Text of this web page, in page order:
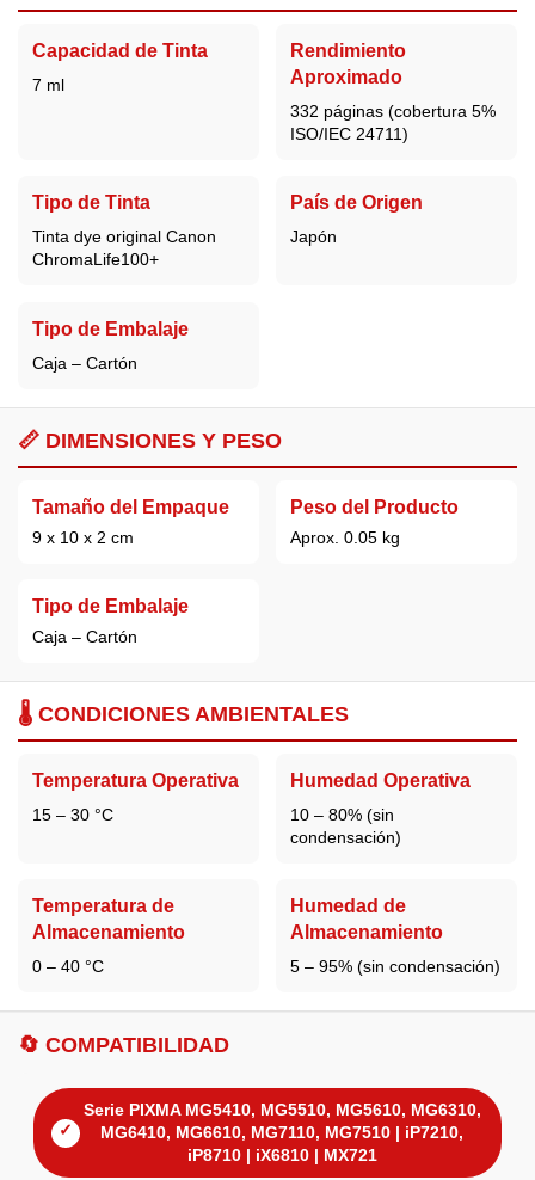
Capacidad de Tinta
7 ml
Rendimiento
Aproximado
332 páginas (cobertura 5%
ISO/IEC 24711)
Tipo de Tinta
Tinta dye original Canon
ChromaLife100+
País de Origen
Japón
Tipo de Embalaje
Caja – Cartón
📏 DIMENSIONES Y PESO
Tamaño del Empaque
9 x 10 x 2 cm
Peso del Producto
Aprox. 0.05 kg
Tipo de Embalaje
Caja – Cartón
🌡️ CONDICIONES AMBIENTALES
Temperatura Operativa
15 – 30 °C
Humedad Operativa
10 – 80% (sin
condensación)
Temperatura de
Almacenamiento
0 – 40 °C
Humedad de
Almacenamiento
5 – 95% (sin condensación)
🔄 COMPATIBILIDAD
✓
Serie PIXMA MG5410, MG5510, MG5610, MG6310,
MG6410, MG6610, MG7110, MG7510 | iP7210,
iP8710 | iX6810 | MX721